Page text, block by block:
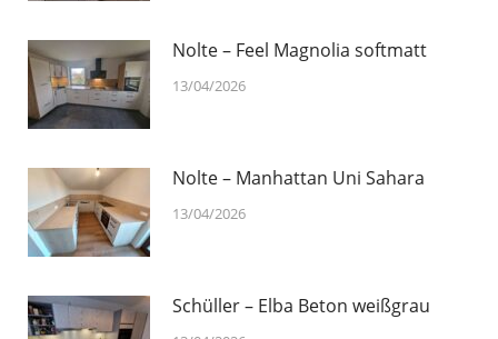
Nolte – Feel Magnolia softmatt
13/04/2026
Nolte – Manhattan Uni Sahara
13/04/2026
Schüller – Elba Beton weißgrau